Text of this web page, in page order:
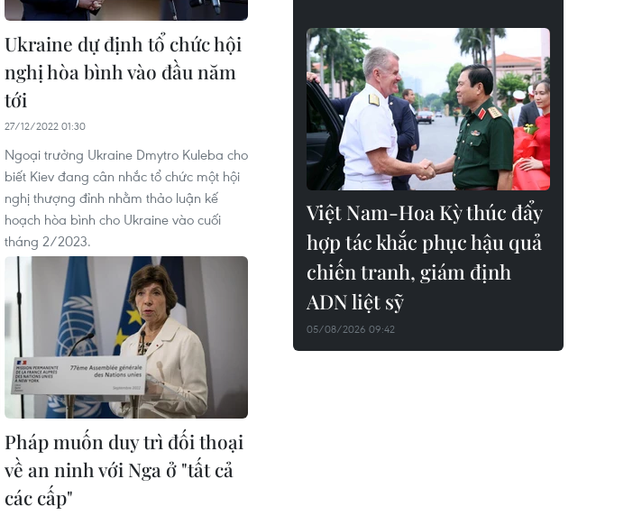
Ukraine dự định tổ chức hội
nghị hòa bình vào đầu năm
tới
27/12/2022 01:30
Ngoại trưởng Ukraine Dmytro Kuleba cho
biết Kiev đang cân nhắc tổ chức một hội
nghị thượng đỉnh nhằm thảo luận kế
hoạch hòa bình cho Ukraine vào cuối
tháng 2/2023.
Pháp muốn duy trì đối thoại
về an ninh với Nga ở "tất cả
các cấp"
Việt Nam-Hoa Kỳ thúc đẩy
hợp tác khắc phục hậu quả
chiến tranh, giám định
ADN liệt sỹ
05/08/2026 09:42